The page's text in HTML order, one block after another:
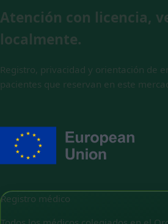
Atención con licencia,
localmente.
Registro, privacidad y orientación de
pacientes que reservan en este
Registro médico